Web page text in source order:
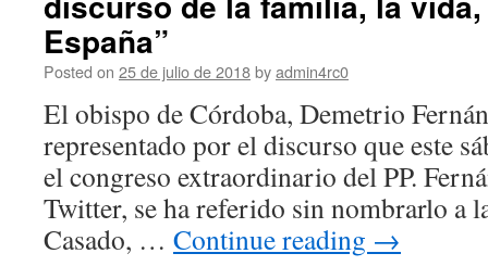
España”
Posted on 25 de julio de 2018byadmin4rc0
El obispo de Córdoba, Demetrio
representado por el discurso que este
el congreso extraordinario del PP.
Twitter, se ha referido sin nombrarlo a
Casado, … Continue reading →